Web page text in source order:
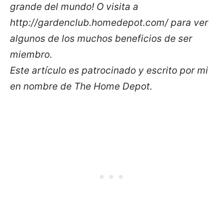
grande del mundo! O visita a
http://gardenclub.homedepot.com/ para ver
algunos de los muchos beneficios de ser
miembro.
Este artículo es patrocinado y escrito por mi
en nombre de The Home Depot.